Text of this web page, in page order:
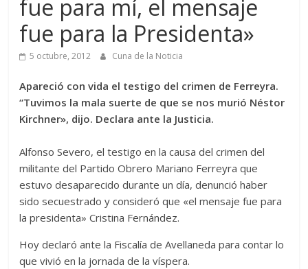
fue para mí, el mensaje
fue para la Presidenta»
5 octubre, 2012 Cuna de la Noticia
Apareció con vida el testigo del crimen de Ferreyra.
“Tuvimos la mala suerte de que se nos murió Néstor
Kirchner», dijo. Declara ante la Justicia.
Alfonso Severo, el testigo en la causa del crimen del
militante del Partido Obrero Mariano Ferreyra que
estuvo desaparecido durante un día, denunció haber
sido secuestrado y consideró que «el mensaje fue para
la presidenta» Cristina Fernández.
Hoy declaró ante la Fiscalía de Avellaneda para contar lo
que vivió en la jornada de la víspera.